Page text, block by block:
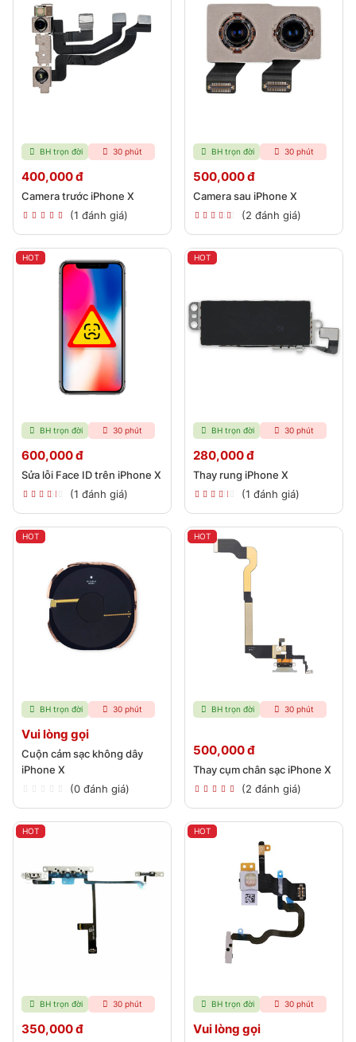
BH trọn đời 30 phút
400,000 đ
Camera trước iPhone X
(1 đánh giá)
BH trọn đời 30 phút
500,000 đ
Camera sau iPhone X
(2 đánh giá)
HOT
BH trọn đời 30 phút
600,000 đ
Sửa lỗi Face ID trên iPhone X
(1 đánh giá)
HOT
BH trọn đời 30 phút
280,000 đ
Thay rung iPhone X
(1 đánh giá)
HOT
BH trọn đời 30 phút
Vui lòng gọi
Cuộn cảm sạc không dây
iPhone X
(0 đánh giá)
HOT
BH trọn đời 30 phút
500,000 đ
Thay cụm chân sạc iPhone X
(2 đánh giá)
HOT
BH trọn đời 30 phút
350,000 đ
HOT
BH trọn đời 30 phút
Vui lòng gọi